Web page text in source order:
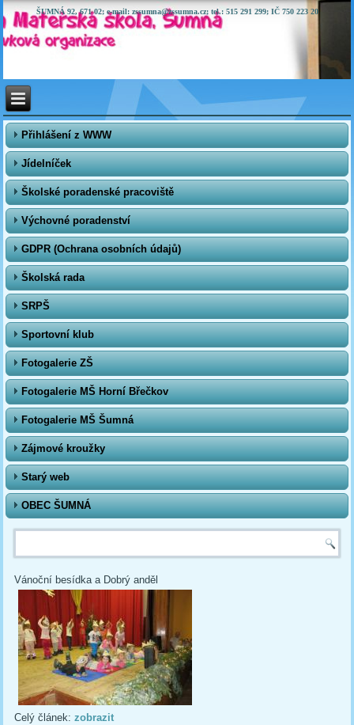
ŠUMNÁ 92, 671 02; e-mail: zssumna@zssumna.cz; tel.: 515 291 299; IČ 750 223 20
Přihlášení z WWW
Jídelníček
Školské poradenské pracoviště
Výchovné poradenství
GDPR (Ochrana osobních údajů)
Školská rada
SRPŠ
Sportovní klub
Fotogalerie ZŠ
Fotogalerie MŠ Horní Břečkov
Fotogalerie MŠ Šumná
Zájmové kroužky
Starý web
OBEC ŠUMNÁ
Vyhledávání
Vánoční besídka a Dobrý anděl
Celý článek:zobrazit